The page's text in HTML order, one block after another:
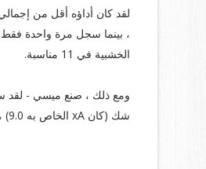
الخشبية في 11 مناسبة.
شك (كان xA الخاص به 9.0) ، لكنه أنهى في النهاية بـ 20 مساهمة في الدرجة الأولى في فرنسا.